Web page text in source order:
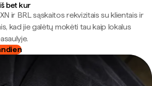
bet kur
ir BRL sąskaitos rekvizitais su klientais ir
kad jie galėtų mokėti tau kaip lokalus